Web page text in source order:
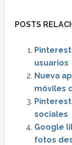
POSTS
usuarios
Nueva
móviles
sociales
Google
fotos